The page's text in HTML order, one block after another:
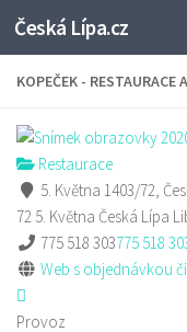
Skip to content
Česká Lípa.cz
KOPEČEK - RESTAURACE
Restaurace
5. Května 1403/72,
72 5. Května Česká Lípa
775 518 303775 518
Web s objednávkou
Provoz